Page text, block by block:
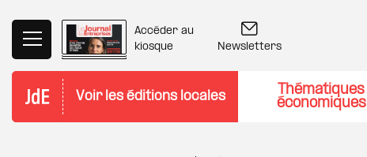
Accéder au
kiosque
Newsletters
Voir les éditions locales
Thématiques
économiques